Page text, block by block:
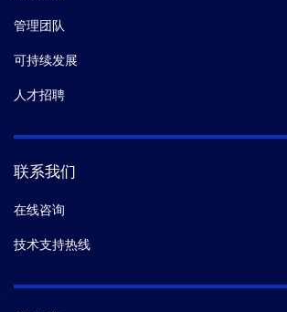
管理团队
可持续发展
人才招聘
联系我们
在线咨询
技术支持热线